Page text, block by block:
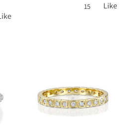
Like
15